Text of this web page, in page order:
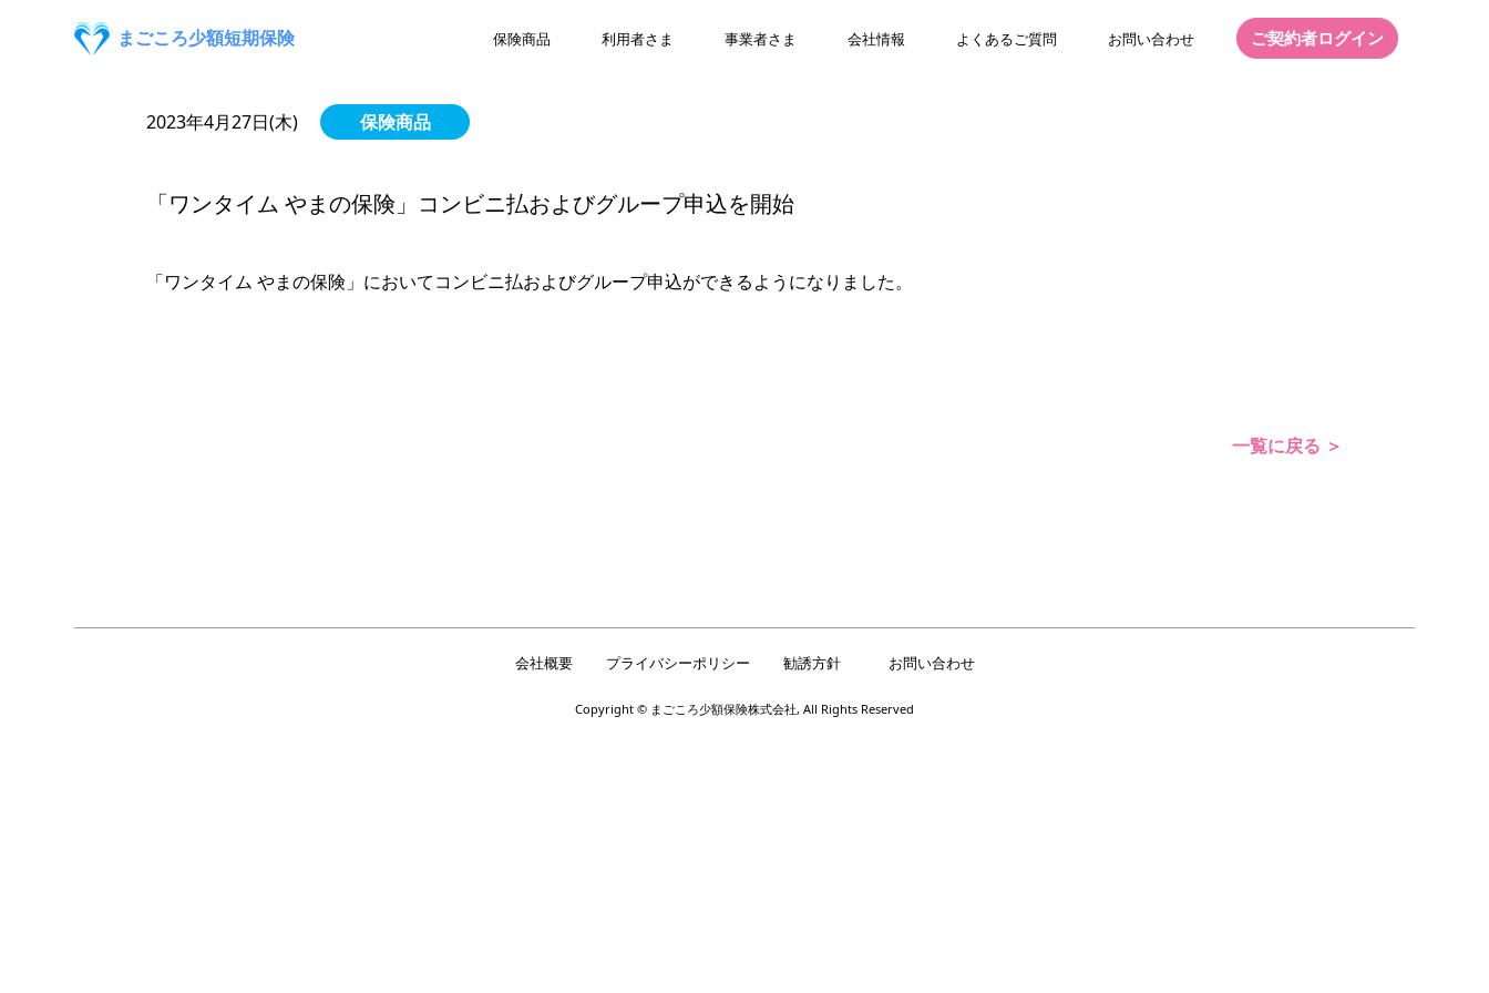
まごころ少額短期保険 保険商品 利用者さま 事業者さま 会社情報 よくあるご質問 お問い合わせ ご契約者ログイン
お知らせ
2023年4月27日(木) 保険商品
「ワンタイム やまの保険」コンビニ払およびグループ申込を開始
「ワンタイム やまの保険」においてコンビニ払およびグループ申込ができるようになりました。
一覧に戻る ＞
会社概要 プライバシーポリシー 勧誘方針 お問い合わせ
Copyright © まごころ少額保険株式会社, All Rights Reserved